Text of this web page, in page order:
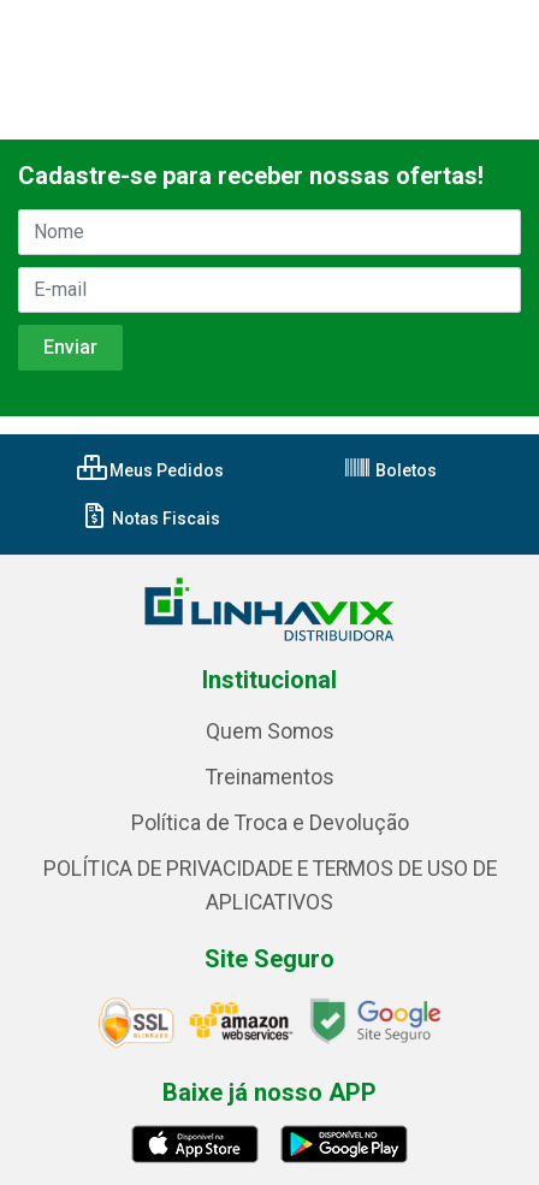
Cadastre-se para receber nossas ofertas!
Meus Pedidos Boletos
Notas Fiscais
Institucional
Quem Somos
Treinamentos
Política de Troca e Devolução
POLÍTICA DE PRIVACIDADE E TERMOS DE USO DE
APLICATIVOS
Site Seguro
Baixe já nosso APP